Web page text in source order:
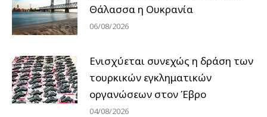
Θάλασσα η Ουκρανία
06/08/2026
Ενισχύεται συνεχώς η δράση των
τουρκικών εγκληματικών
οργανώσεων στον Έβρο
04/08/2026